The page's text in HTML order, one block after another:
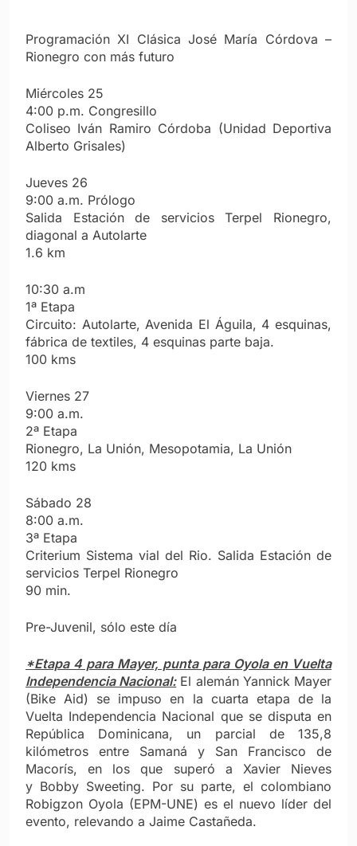
Programación XI Clásica José María Córdova –
Rionegro con más futuro
Miércoles 25
4:00 p.m. Congresillo
Coliseo Iván Ramiro Córdoba (Unidad Deportiva
Alberto Grisales)
Jueves 26
9:00 a.m. Prólogo
Salida Estación de servicios Terpel Rionegro,
diagonal a Autolarte
1.6 km
10:30 a.m
1ª Etapa
Circuito: Autolarte, Avenida El Águila, 4 esquinas,
fábrica de textiles, 4 esquinas parte baja.
100 kms
Viernes 27
9:00 a.m.
2ª Etapa
Rionegro, La Unión, Mesopotamia, La Unión
120 kms
Sábado 28
8:00 a.m.
3ª Etapa
Criterium Sistema vial del Rio. Salida Estación de
servicios Terpel Rionegro
90 min.
Pre-Juvenil, sólo este día
*Etapa 4 para Mayer, punta para Oyola en Vuelta
Independencia Nacional:El alemán Yannick Mayer
(Bike Aid) se impuso en la cuarta etapa de la
Vuelta Independencia Nacional que se disputa en
República Dominicana, un parcial de 135,8
kilómetros entre Samaná y San Francisco de
Macorís, en los que superó a Xavier Nieves
y Bobby Sweeting. Por su parte, el colombiano
Robigzon Oyola (EPM-UNE) es el nuevo líder del
evento, relevando a Jaime Castañeda.